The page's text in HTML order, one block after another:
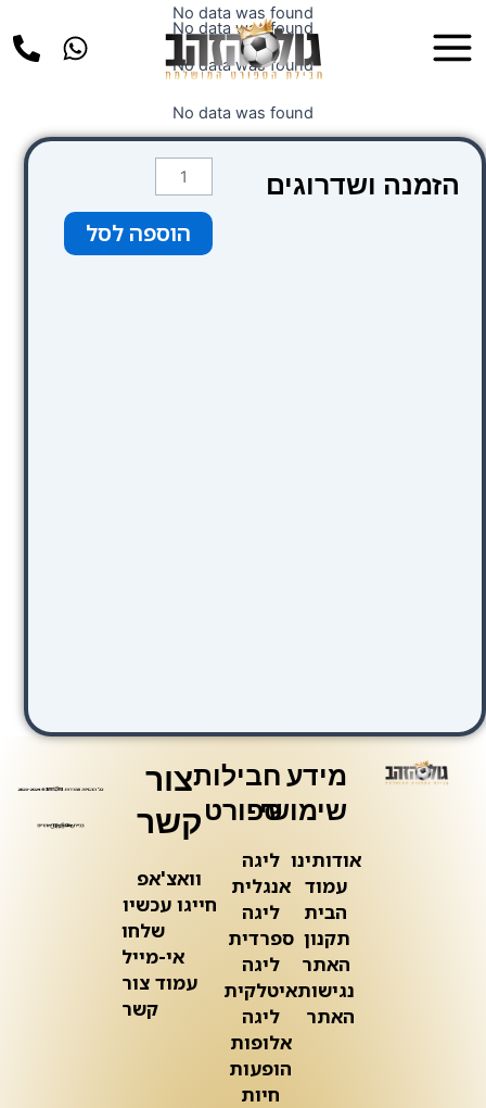
לתוכן
Menu
No data was found
No data was found
No data was found
No data was found
הזמנה ושדרוגים
כמות
של
Catalonia
Ramblas
הוספה לסל
מידע
שימושי
אודותינו
עמוד
הבית
תקנון
האתר
נגישות
האתר
חבילות
ספורט
ליגה
אנגלית
ליגה
ספרדית
ליגה
איטלקית
ליגה
אלופות
הופעות
חיות
צור
קשר
וואצ'אפ
חייגו עכשיו
שלחו
אי-מייל
עמוד צור
קשר